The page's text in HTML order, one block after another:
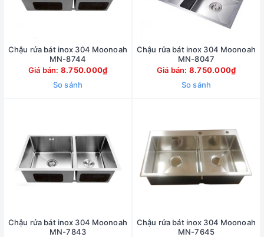
Chậu rửa bát inox 304 Moonoah
MN-8744
Giá bán: 8.750.000₫
So sánh
Chậu rửa bát inox 304 Moonoah
MN-8047
Giá bán: 8.750.000₫
So sánh
Chậu rửa bát inox 304 Moonoah
MN-7843
Chậu rửa bát inox 304 Moonoah
MN-7645